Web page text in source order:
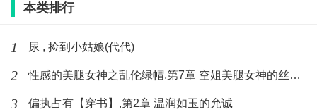
本类排行
1 尿 , 捡到小姑娘(代代)
2 性感的美腿女神之乱伦绿帽,第7章 空姐美腿女神的丝袜足交
3 偏执占有【穿书】,第2章 温润如玉的允诚